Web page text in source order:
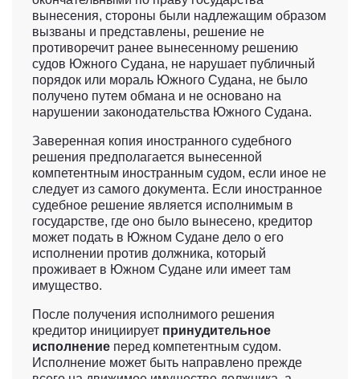
вынесения, стороны были надлежащим образом
вызваны и представлены, решение не
противоречит ранее вынесенному решению
судов Южного Судана, не нарушает публичный
порядок или мораль Южного Судана, не было
получено путем обмана и не основано на
нарушении законодательства Южного Судана.
Заверенная копия иностранного судебного
решения предполагается вынесенной
компетентным иностранным судом, если иное не
следует из самого документа. Если иностранное
судебное решение является исполнимым в
государстве, где оно было вынесено, кредитор
может подать в Южном Судане дело о его
исполнении против должника, который
проживает в Южном Судане или имеет там
имущество.
После получения исполнимого решения
кредитор инициирует принудительное
исполнение перед компетентным судом.
Исполнение может быть направлено прежде